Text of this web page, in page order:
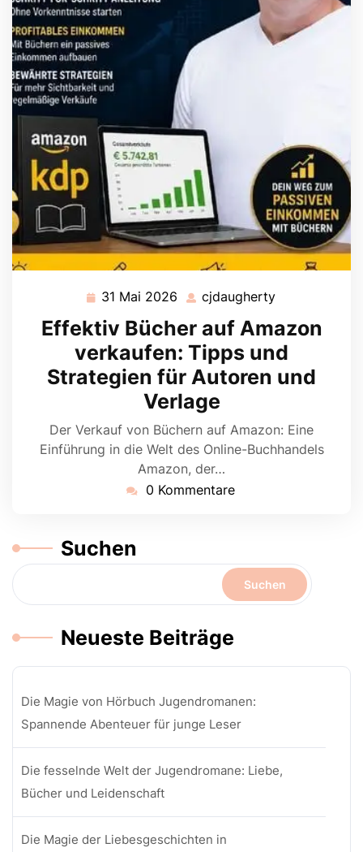
31 Mai 2026 31
2026
cjdaugherty
Effektiv Bücher auf Amazon
verkaufen: Tipps und
Strategien für Autoren und
Verlage
Der Verkauf von Büchern auf Amazon: Eine
Einführung in die Welt des Online-Buchhandels
Amazon, der…
0 Kommentare
Suchen
Suchen
Neueste Beiträge
Die Magie von Hörbuch Jugendromanen:
Spannende Abenteuer für junge Leser
Die fesselnde Welt der Jugendromane: Liebe,
Bücher und Leidenschaft
Die Magie der Liebesgeschichten in